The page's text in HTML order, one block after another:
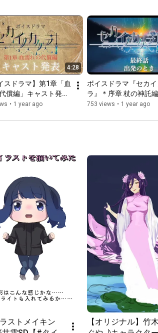
4:28
スドラマ】第1章「血
償編」キャスト発表
イノカケラ】
• 1 year ago
ボイスドラマ『セカ
ラ』＊序章 杖の神託
終話「出発のとき」
753 views • 1 year ago
ラストメイキン
【オリジナル】竹